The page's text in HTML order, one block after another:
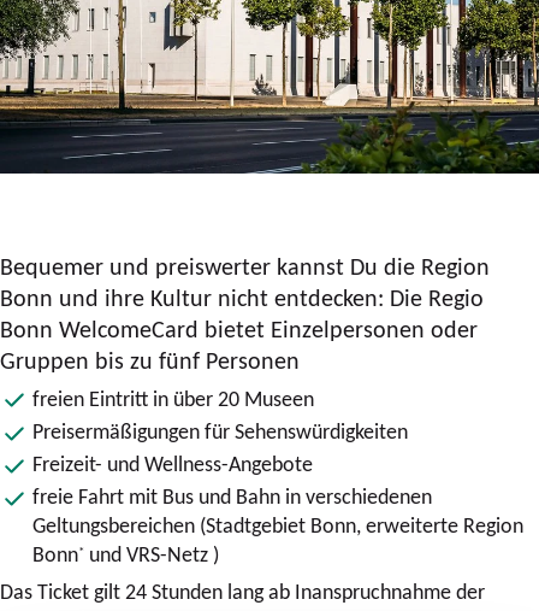
Bequemer und preiswerter kannst Du die Region
Bonn und ihre Kultur nicht entdecken: Die Regio
Bonn WelcomeCard bietet Einzelpersonen oder
Gruppen bis zu fünf Personen
freien Eintritt in über 20 Museen
Preisermäßigungen für Sehenswürdigkeiten
Freizeit- und Wellness-Angebote
freie Fahrt mit Bus und Bahn in verschiedenen
Geltungsbereichen (Stadtgebiet Bonn, erweiterte Region
Bonn* und VRS-Netz )
Das Ticket gilt 24 Stunden lang ab Inanspruchnahme der